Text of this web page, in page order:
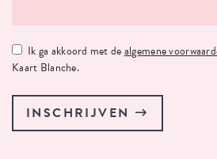
Ik ga akkoord met dealgemene
Kaart Blanche.
INSCHRIJVEN